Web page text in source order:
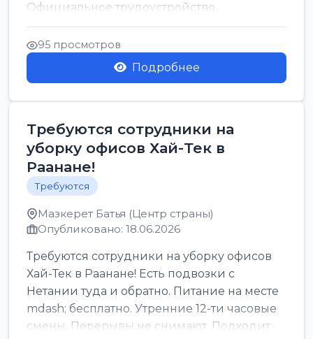
Официальное трудоустройство,
стабильная зарплата от ...
95 просмотров
Подробнее
Требуются сотрудники на
уборку офисов Хай-Тек в
Раанане!
Требуются
Мазкерет Батья (Центр страны)
Опубликовано: 18.06.2026
Требуются сотрудники на уборку офисов
Хай-Тек в Раанане! Есть подвозки с
Нетании туда и обратно. Питание на месте
mdash; бесплатно. Утренние 12-ти часовые
смены. Перерывы не снимают. Подходит